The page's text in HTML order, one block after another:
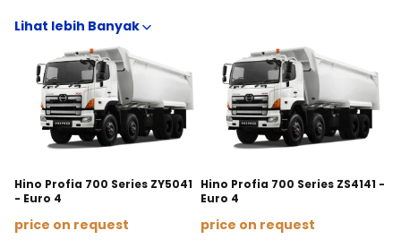
700 Series lebih tepat sasaran. Tabel komparasi lengkap
simulasi kredit sesuai tipe.
Hino Profia 700 Series ZY5041
- Euro 4
price on request
Hino Profia 700 Series ZS4141 -
Euro 4
price on request